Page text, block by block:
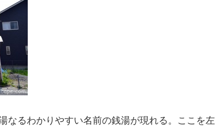
なるわかりやすい名前の銭湯が現れる。ここを左